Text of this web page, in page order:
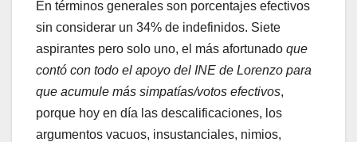
En términos generales son porcentajes efectivos
sin considerar un 34% de indefinidos. Siete
aspirantes pero solo uno, el más afortunado que
contó con todo el apoyo del INE de Lorenzo para
que acumule más simpatías/votos efectivos,
porque hoy en día las descalificaciones, los
argumentos vacuos, insustanciales, nimios,